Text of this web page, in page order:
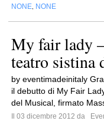
NONE NONE
My fair lady
teatro sistina
by eventimadeinitaly
il debutto di My Fair
del Musical, firmato
Il 03 dicembre 2012 da